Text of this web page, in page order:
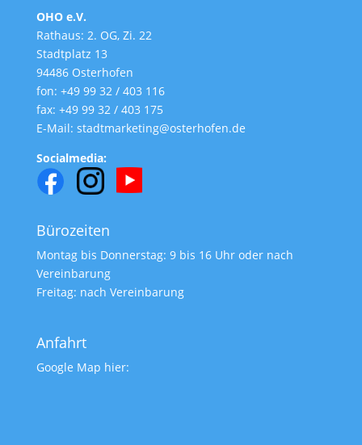
OHO e.V.
Rathaus: 2. OG, Zi. 22
Stadtplatz 13
94486 Osterhofen
fon: +49 99 32 / 403 116
fax: +49 99 32 / 403 175
E-Mail: stadtmarketing@osterhofen.de
Socialmedia:
Bürozeiten
Montag bis Donnerstag: 9 bis 16 Uhr oder nach
Vereinbarung
Freitag: nach Vereinbarung
Anfahrt
Google Map hier: